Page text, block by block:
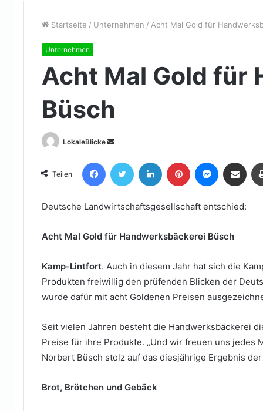
Startseite / Unternehmen / Acht Mal Gold für
Unternehmen
Acht Mal Gold für
Büsch
LokaleBlicke
Sende
eine
E-
Teilen
FacebookTwitter LinkedIn Pinterest Messenger
Teile per E-Mail
Deutsche Landwirtschaftsgesellschaft entschied:
Acht Mal Gold für Handwerksbäckerei Büsch
Kamp-Lintfort. Auch in diesem Jahr hat sich die
Produkten freiwillig den prüfenden Blicken der
wurde dafür mit acht Goldenen Preisen
Seit vielen Jahren besteht die Handwerksbäckerei
Preise für ihre Produkte. „Und wir freuen uns jedes
Norbert Büsch stolz auf das diesjährige Ergebnis
Brot, Brötchen und Gebäck